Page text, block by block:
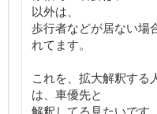
以外は、
歩行者などが居ない場
れてます。
これを、拡大解釈する
は、車優先と